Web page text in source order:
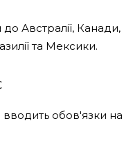
Австралії, Канади,
та Мексики.
обов'язки на